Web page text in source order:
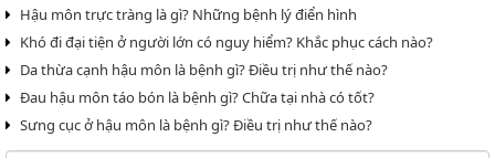
Hậu môn trực tràng là gì? Những bệnh lý điển hình
Khó đi đại tiện ở người lớn có nguy hiểm? Khắc phục cách nào?
Da thừa cạnh hậu môn là bệnh gì? Điều trị như thế nào?
Đau hậu môn táo bón là bệnh gì? Chữa tại nhà có tốt?
Sưng cục ở hậu môn là bệnh gì? Điều trị như thế nào?